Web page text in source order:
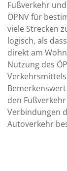
Fußverkehr
ÖPNV für
viele Strecken
logisch, als
direkt am
Nutzung des
den
Verbindungen
Autoverkehr